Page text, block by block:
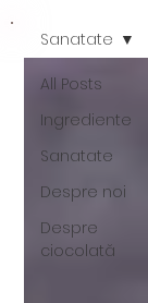
All Posts
Ingrediente
Sanatate
Despre noi
Despre
ciocolată
Sanatate